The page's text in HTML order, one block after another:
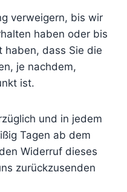
verweigern, bis wir
haben oder bis
haben, dass Sie die
je nachdem,
ist.
und in jedem
Tagen ab dem
Widerruf dieses
zurückzusenden